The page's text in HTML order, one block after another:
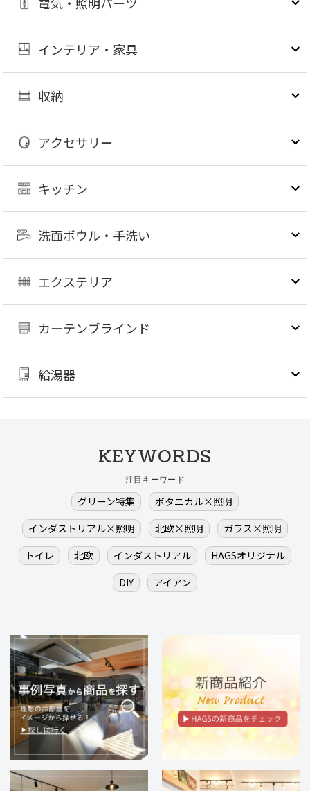
インテリア・家具
収納
アクセサリー
キッチン
洗面ボウル・手洗い
エクステリア
カーテンブラインド
給湯器
KEYWORDS
注目キーワード
グリーン特集
ボタニカル×照明
インダストリアル×照明
北欧×照明
ガラス×照明
トイレ
北欧 インダストリアル
HAGSオリジナル
DIY
アイアン